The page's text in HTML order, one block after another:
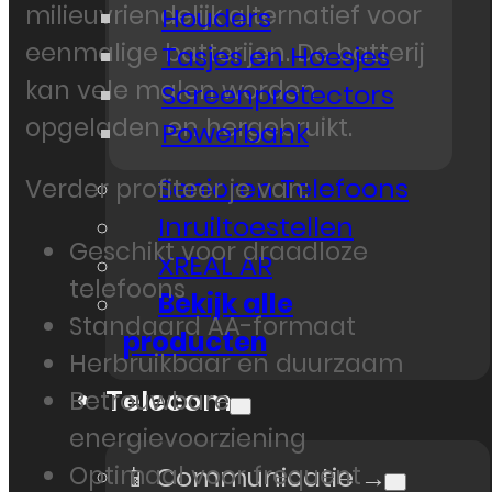
Houders
Tasjes en Hoesjes
Screenprotectors
Powerbank
Senioren Telefoons
Inruiltoestellen
XREAL AR
Bekijk alle
producten
Telecom
📱 Communicatie →
milieuvriendelijk alternatief voor
eenmalige batterijen. De batterij
kan vele malen worden
opgeladen en hergebruikt.
Verder profiteer je van:
Geschikt voor draadloze
telefoons
Standaard AA-formaat
Herbruikbaar en duurzaam
Betrouwbare
energievoorziening
Optimaal voor frequent